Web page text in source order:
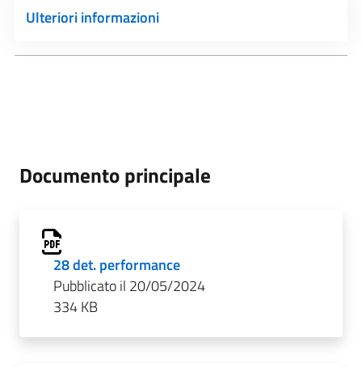
Ulteriori informazioni
Documento principale
28 det. performance
Pubblicato il 20/05/2024
334 KB